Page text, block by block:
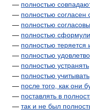
— полностью
— полностью согласен
— полностью
— полностью
— полностью теряется
— полностью
— полностью устранять
— полностью учитывать
— после того, как они
— поставлять в
— так и не был